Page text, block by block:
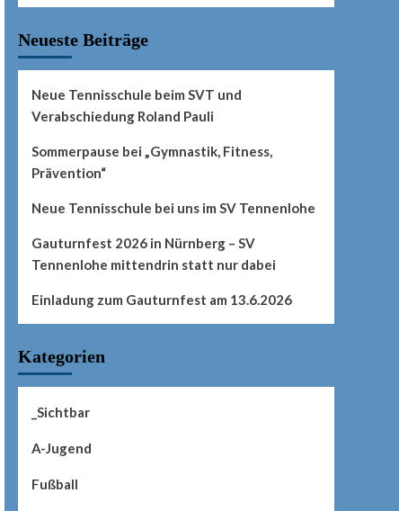
Neueste Beiträge
Neue Tennisschule beim SVT und
Verabschiedung Roland Pauli
Sommerpause bei „Gymnastik, Fitness,
Prävention“
Neue Tennisschule bei uns im SV Tennenlohe
Gauturnfest 2026 in Nürnberg – SV
Tennenlohe mittendrin statt nur dabei
Einladung zum Gauturnfest am 13.6.2026
Kategorien
_Sichtbar
A-Jugend
Fußball